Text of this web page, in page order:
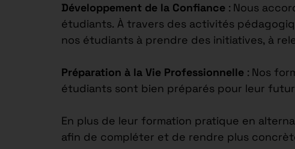
Développement de la Confiance : Nous
étudiants. À travers des activités
nos étudiants à prendre des initiatives, à
Préparation à la Vie Professionnelle : Nos
étudiants sont bien préparés pour leur
En plus de leur formation pratique en
afin de compléter et de rendre plus